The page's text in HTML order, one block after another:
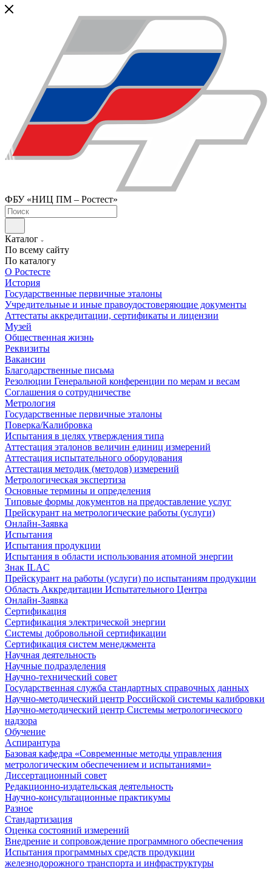
ФБУ «НИЦ ПМ – Ростест»
Каталог
По всему сайту
По каталогу
О Ростесте
История
Государственные первичные эталоны
Учредительные и иные правоудостоверяющие документы
Аттестаты аккредитации, сертификаты и лицензии
Музей
Общественная жизнь
Реквизиты
Вакансии
Благодарственные письма
Резолюции Генеральной конференции по мерам и весам
Соглашения о сотрудничестве
Метрология
Государственные первичные эталоны
Поверка/Калибровка
Испытания в целях утверждения типа
Аттестация эталонов величин единиц измерений
Аттестация испытательного оборудования
Аттестация методик (методов) измерений
Метрологическая экспертиза
Основные термины и определения
Типовые формы документов на предоставление услуг
Прейскурант на метрологические работы (услуги)
Онлайн-Заявка
Испытания
Испытания продукции
Испытания в области использования атомной энергии
Знак ILAC
Прейскурант на работы (услуги) по испытаниям продукции
Область Аккредитации Испытательного Центра
Онлайн-Заявка
Сертификация
Сертификация электрической энергии
Системы добровольной сертификации
Сертификация систем менеджмента
Научная деятельность
Научные подразделения
Научно-технический совет
Государственная служба стандартных справочных данных
Научно-методический центр Российской системы калибровки
Научно-методический центр Системы метрологического
надзора
Обучение
Аспирантура
Базовая кафедра «Современные методы управления
метрологическим обеспечением и испытаниями»
Диссертационный совет
Редакционно-издательская деятельность
Научно-консультационные практикумы
Разное
Стандартизация
Оценка состояний измерений
Внедрение и сопровождение программного обеспечения
Испытания программных средств продукции
железнодорожного транспорта и инфраструктуры